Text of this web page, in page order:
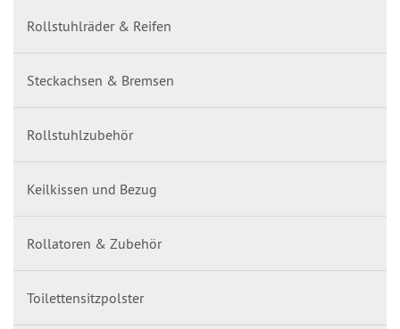
Rollstuhlräder & Reifen
Steckachsen & Bremsen
Rollstuhlzubehör
Keilkissen und Bezug
Rollatoren & Zubehör
Toilettensitzpolster